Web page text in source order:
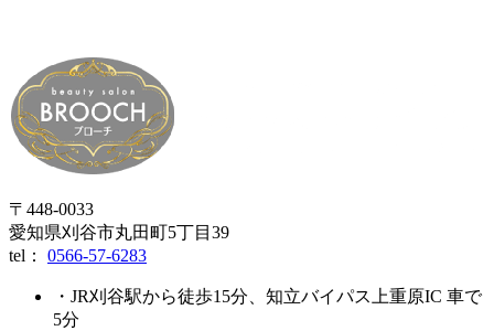
〒448-0033
愛知県刈谷市丸田町5丁目39
tel： 0566-57-6283
・JR刈谷駅から徒歩15分、知立バイパス上重原IC 車で
5分